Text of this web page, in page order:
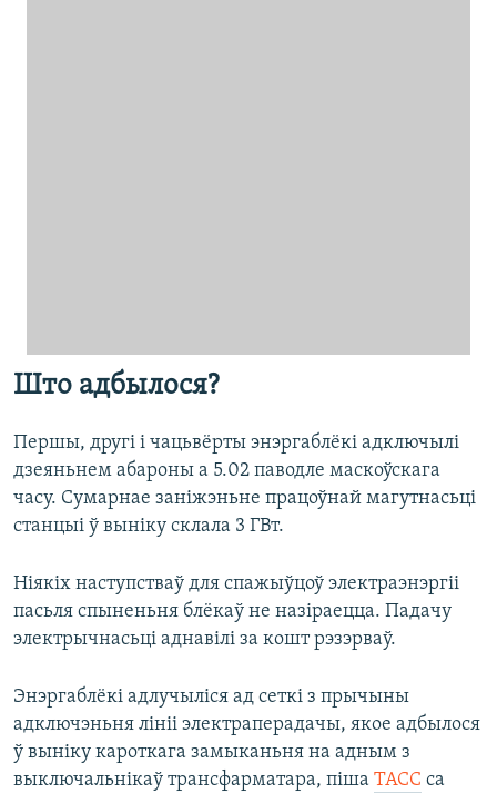
Што адбылося?
Першы, другі і чацьвёрты энэргаблёкі адключылі
дзеяньнем абароны а 5.02 паводле маскоўскага
часу. Сумарнае заніжэньне працоўнай магутнасьці
станцыі ў выніку склала 3 ГВт.
Ніякіх наступстваў для спажыўцоў электраэнэргіі
пасьля спыненьня блёкаў не назіраецца. Падачу
электрычнасьці аднавілі за кошт рэзэрваў.
Энэргаблёкі адлучыліся ад сеткі з прычыны
адключэньня лініі электраперадачы, якое адбылося
ў выніку кароткага замыканьня на адным з
выключальнікаў трансфарматара, піша ТАСС са